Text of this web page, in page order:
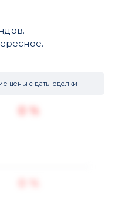
цены с даты сделки
0 %